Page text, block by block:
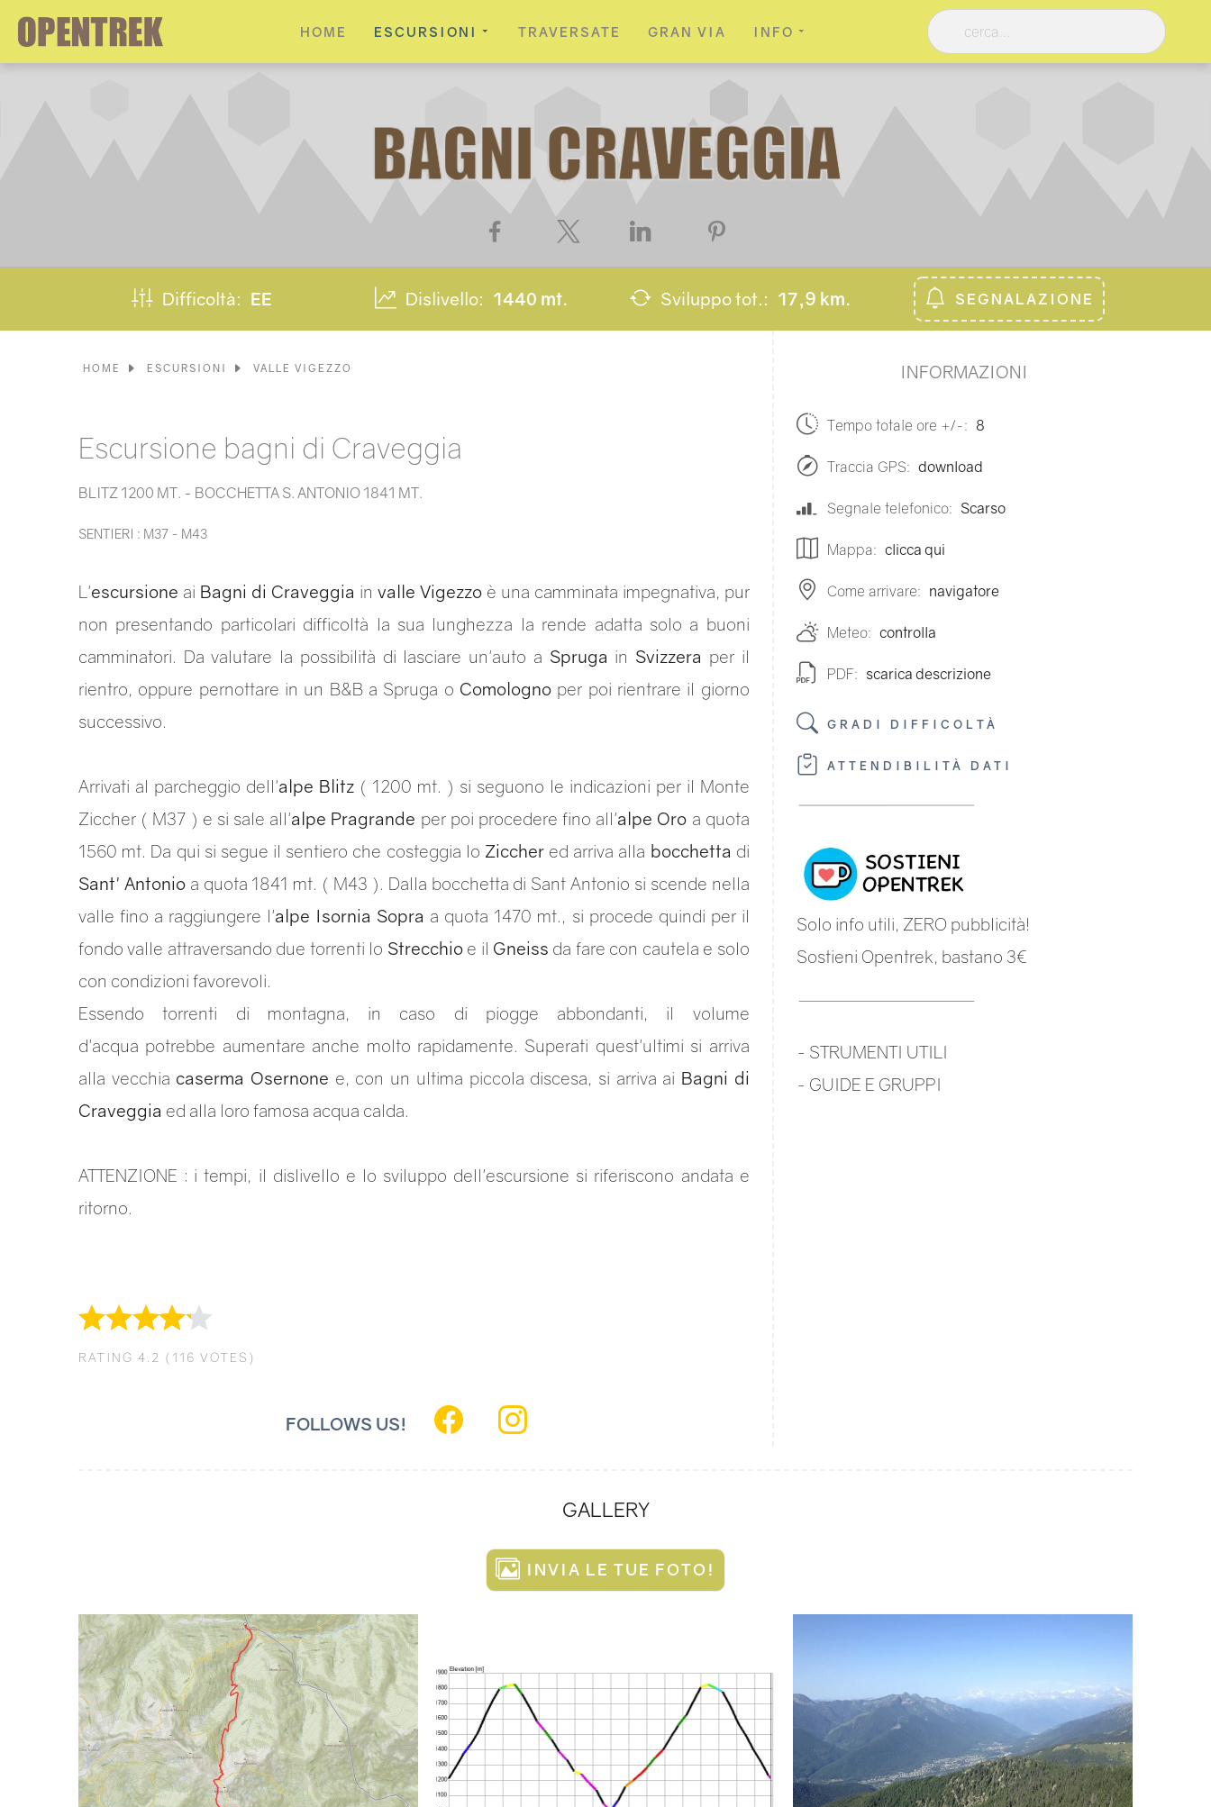
HOME ESCURSIONI TRAVERSATE GRAN VIA INFO
Facebook LinkedIn
Difficoltà: EE Dislivello: 1440 mt. Sviluppo tot.: 17,9 km. SEGNALAZIONE
HOME ESCURSIONI VALLE VIGEZZO
Escursione bagni di Craveggia
BLITZ 1200 MT. - BOCCHETTA S. ANTONIO 1841 MT.
SENTIERI : M37 - M43
L'escursione ai Bagni di Craveggia in valle Vigezzoè una camminata impegnativa, pur
non presentando particolari difficoltà la sua lunghezza la rende adatta solo a buoni
camminatori. Da valutare la possibilità di lasciare un'auto a Spruga in Svizzera per il
rientro, oppure pernottare in un B&B a Spruga o Comologno per poi rientrare il giorno
successivo.
Arrivati al parcheggio dell'alpe Blitz( 1200 mt. ) si seguono le indicazioni per il Monte
Ziccher ( M37 ) e si sale all'alpe Pragrande per poi procedere fino all'alpe Oro a quota
1560 mt. Da qui si segue il sentiero che costeggia lo Zicchered arriva alla bocchetta di
Sant' Antonioa quota 1841 mt. ( M43 ). Dalla bocchetta di Sant Antonio si scende nella
valle fino a raggiungere l'alpe Isornia Sopra a quota 1470 mt., si procede quindi per il
fondo valle attraversando due torrenti lo Strecchioe il Gneiss da fare con cautela e solo
con condizioni favorevoli.
Essendo torrenti di montagna, in caso di piogge abbondanti, il volume
d'acqua potrebbe aumentare anche molto rapidamente. Superati quest'ultimi si arriva
alla vecchia caserma Osernone e, con un ultima piccola discesa, si arriva ai Bagni di
Craveggia ed alla loro famosa acqua calda.
ATTENZIONE : i tempi, il dislivello e lo sviluppo dell'escursione si riferiscono andata e
ritorno.
RATING 4.2 ( 116 VOTES )
FOLLOWS US!
INFORMAZIONI
Tempo totale ore +/-: 8
Traccia GPS: download
Segnale telefonico: Scarso
Mappa: clicca qui
Come arrivare: navigatore
Meteo: controlla
PDF: scarica descrizione
GRADI DIFFICOLTÀ
ATTENDIBILITÀ DATI
Solo info utili, ZERO pubblicità!
Sostieni Opentrek, bastano 3€
- STRUMENTI UTILI
- GUIDE E GRUPPI
GALLERY
INVIA LE TUE FOTO!